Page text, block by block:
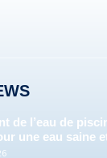
de l’eau de
une eau saine